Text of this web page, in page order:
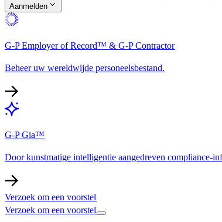
Aanmelden​​
G-P Employer of Record™ & G-P Contractor​​
Beheer uw wereldwijde personeelsbestand.​​
G-P Gia™​​
Door kunstmatige intelligentie aangedreven compliance-
Verzoek om een voorstel​​
Verzoek om een voorstel​​